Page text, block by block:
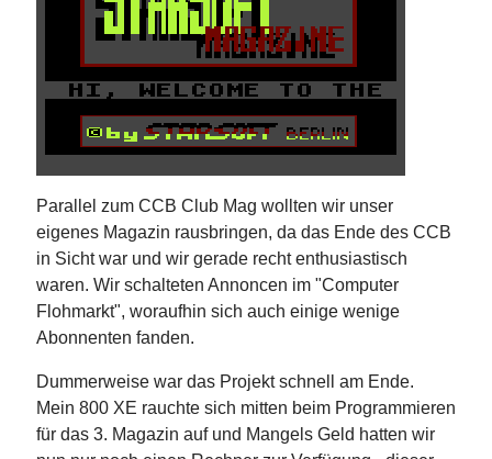
Parallel zum CCB Club Mag wollten wir unser
eigenes Magazin rausbringen, da das Ende des CCB
in Sicht war und wir gerade recht enthusiastisch
waren. Wir schalteten Annoncen im "Computer
Flohmarkt", woraufhin sich auch einige wenige
Abonnenten fanden.
Dummerweise war das Projekt schnell am Ende.
Mein 800 XE rauchte sich mitten beim Programmieren
für das 3. Magazin auf und Mangels Geld hatten wir